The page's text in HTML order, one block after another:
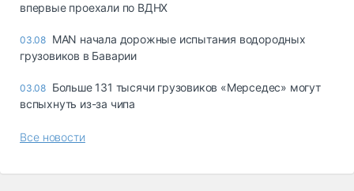
впервые проехали по ВДНХ
03.08 MAN начала дорожные испытания водородных
грузовиков в Баварии
03.08 Больше 131 тысячи грузовиков «Мерседес» могут
вспыхнуть из-за чипа
Все новости